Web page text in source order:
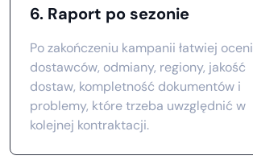
6. Raport po sezonie
Po zakończeniu kampanii łatwiej
dostawców, odmiany, regiony, jakość
dostaw, kompletność dokumentów i
problemy, które trzeba uwzględnić w
kolejnej kontraktacji.